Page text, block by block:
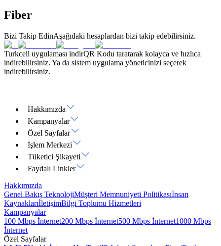
Fiber
Bizi Takip EdinAşağıdaki hesaplardan bizi takip edebilirsiniz.
Turkcell uygulaması indirQR Kodu taratarak kolayca ve hızlıca
indirebilirsiniz. Ya da sistem uygulama yöneticinizi seçerek
indirebilirsiniz.
Hakkımızda
Kampanyalar
Özel Sayfalar
İşlem Merkezi
Tüketici Şikayeti
Faydalı Linkler
Hakkımızda
Genel Bakış TeknolojiMüşteri Memnuniyeti Politikasıİnsan
KaynaklarıİletişimBilgi Toplumu Hizmetleri
Kampanyalar
100 Mbps İnternet200 Mbps İnternet500 Mbps İnternet1000 Mbps
İnternet
Özel Sayfalar